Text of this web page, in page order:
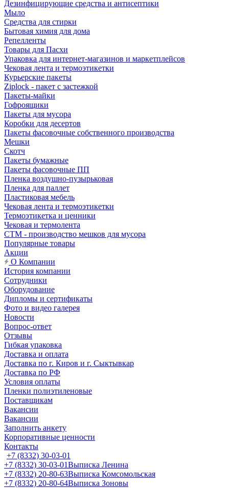
Дезинфицирующие средства и антисептики
Мыло
Средства для стирки
Бытовая химия для дома
Репелленты
Товары для Пасхи
Упаковка для интернет-магазинов и маркетплейсов
Чековая лента и термоэтикетки
Курьерские пакеты
Ziplock - пакет с застежкой
Пакеты-майки
Гофроящики
Пакеты для мусора
Коробки для десертов
Пакеты фасовочные собственного производства
Мешки
Скотч
Пакеты бумажные
Пакеты фасовочные ПП
Пленка воздушно-пузырьковая
Пленка для паллет
Пластиковая мебель
Чековая лента и термоэтикетки
Термоэтикетка и ценники
Чековая и термолента
СТМ - производство мешков для мусора
Популярные товары
Акции
О Компании
История компании
Сотрудники
Оборудование
Дипломы и сертификаты
Фото и видео галерея
Новости
Вопрос-ответ
Отзывы
Гибкая упаковка
Доставка и оплата
Доставка по г. Киров и г. Сыктывкар
Доставка по РФ
Условия оплаты
Пленки полиэтиленовые
Поставщикам
Вакансии
Вакансии
Заполнить анкету
Корпоративные ценности
Контакты
+7 (8332) 30-03-01
+7 (8332) 30-03-01Выписка Ленина
+7 (8332) 20-80-63Выписка Комсомольская
+7 (8332) 20-80-64Выписка Зоновы